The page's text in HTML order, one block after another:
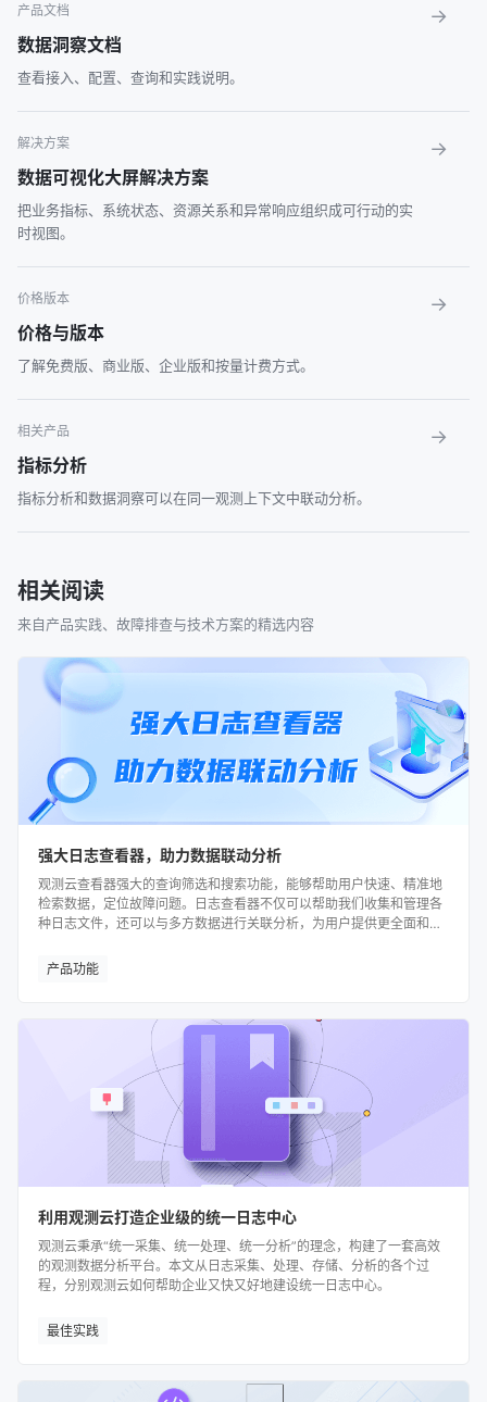
产品文档
数据洞察文档
查看接入、配置、查询和实践说明。
→
解决方案
数据可视化大屏解决方案
把业务指标、系统状态、资源关系和异常响应组织成可行动的实
时视图。
→
价格版本
价格与版本
了解免费版、商业版、企业版和按量计费方式。
→
相关产品
指标分析
指标分析和数据洞察可以在同一观测上下文中联动分析。
→
相关阅读
来自产品实践、故障排查与技术方案的精选内容
强大日志查看器，助力数据联动分析
观测云查看器强大的查询筛选和搜索功能，能够帮助用户快速、精准地
检索数据，定位故障问题。日志查看器不仅可以帮助我们收集和管理各
种日志文件，还可以与多方数据进行关联分析，为用户提供更全面和准
产品功能
利用观测云打造企业级的统一日志中心
观测云秉承“统一采集、统一处理、统一分析”的理念，构建了一套高效
的观测数据分析平台。本文从日志采集、处理、存储、分析的各个过
程，分别观测云如何帮助企业又快又好地建设统一日志中心。
最佳实践